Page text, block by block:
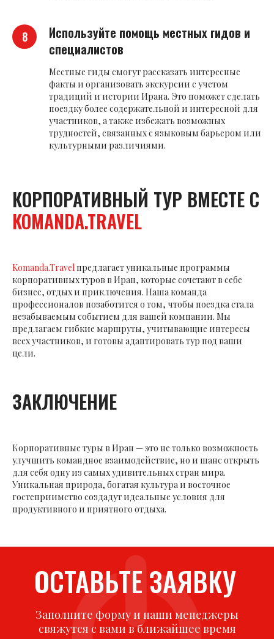
Используйте помощь местных гидов и
специалистов
Местные гиды смогут рассказать интересные
факты и организовать экскурсии с учетом
традиций и истории Ирана. Это поможет сделать
поездку более содержательной и интересной для
участников, а также избежать возможных
трудностей, связанных с языковым барьером или
культурными различиями.
КОРПОРАТИВНЫЙ ТУР ВМЕСТЕ С
KOMANDA.TRAVEL
Komanda.Travel предлагает уникальные программы
корпоративных туров в Иран, которые сочетают в себе
бизнес, отдых и приключения. Наша команда
профессионалов позаботится о том, чтобы поездка стала
незабываемым событием для вашей компании. Мы
предлагаем гибкие маршруты, учитывающие интересы
всех участников, и готовы адаптировать тур под ваши
цели.
ЗАКЛЮЧЕНИЕ
Корпоративные туры в Иран — это не только возможность
улучшить командное взаимодействие, но и шанс открыть
для себя одну из самых удивительных стран мира.
Уникальная природа, богатая культура и восточное
гостеприимство создадут идеальные условия для
продуктивного и приятного отдыха.
ОСТАВЬТЕ ЗАЯВКУ
Заполните форму и наши менеджеры
свяжутся с вами в ближайшее время